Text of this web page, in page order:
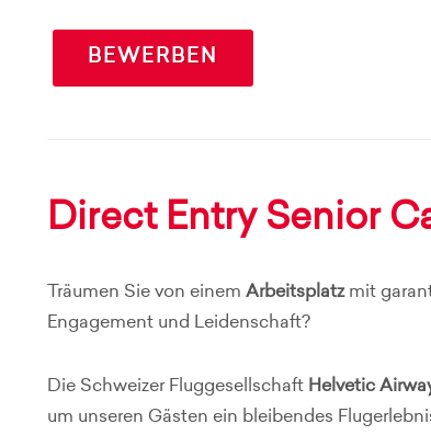
BEWERBEN
Direct Entry Senior
Träumen Sie von einem Arbeitsplatz mit
Engagement und Leidenschaft?
Die Schweizer Fluggesellschaft Helvetic
um unseren Gästen ein bleibendes